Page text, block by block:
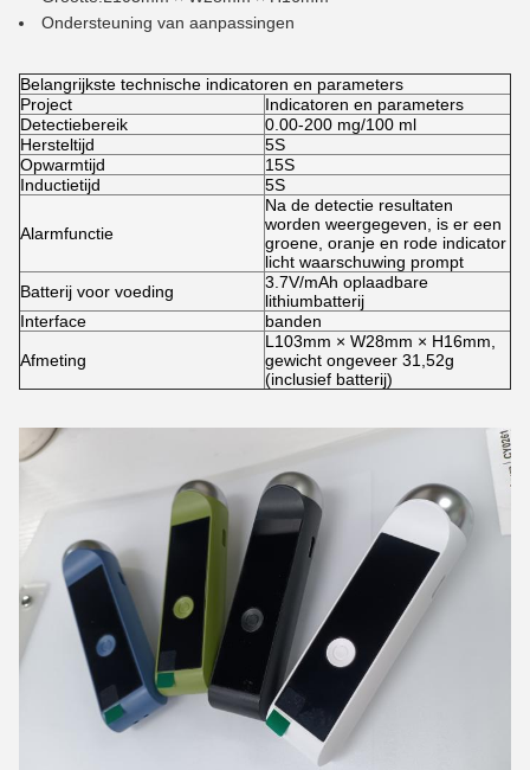
Ondersteuning van aanpassingen
Belangrijkste technische indicatoren en parameters
Project
Indicatoren en parameters
Detectiebereik
0.00-200 mg/100 ml
Hersteltijd
5S
Opwarmtijd
15S
Inductietijd
5S
Alarmfunctie
Na de detectie resultaten
worden weergegeven, is er een
groene, oranje en rode indicator
licht waarschuwing prompt
Batterij voor voeding
3.7V/mAh oplaadbare
lithiumbatterij
Interface
banden
Afmeting
L103mm × W28mm × H16mm,
gewicht ongeveer 31,52g
(inclusief batterij)